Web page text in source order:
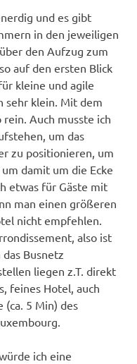
und es gibt
in den jeweiligen
den Aufzug zum
auf den ersten Blick
kleine und agile
sehr klein. Mit dem
rein. Auch musste ich
um das
zu positionieren, um
damit um die Ecke
etwas für Gäste mit
man einen größeren
nicht empfehlen.
also ist
Busnetz
liegen z.T. direkt
feines Hotel, auch
(ca. 5 Min) des
ich eine